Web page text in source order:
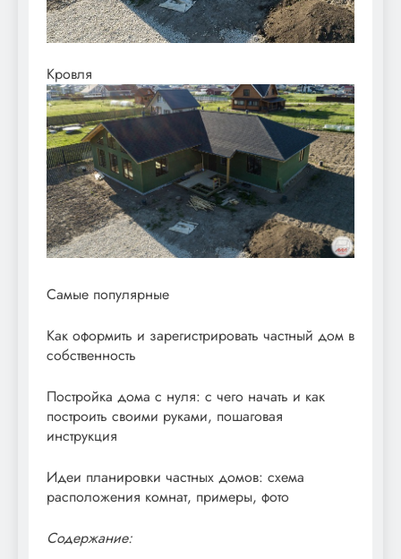
Кровля
Самые популярные
Как оформить и зарегистрировать частный дом в
собственность
Постройка дома с нуля: с чего начать и как
построить своими руками, пошаговая
инструкция
Идеи планировки частных домов: схема
расположения комнат, примеры, фото
Содержание: